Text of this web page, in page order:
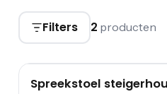
Filters 2 producten
Spreekstoel